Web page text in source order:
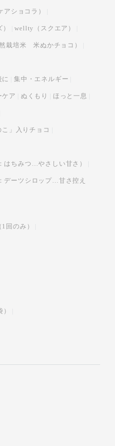
ショコラ）
wellty（スクエア）
栽培米 米ぬかチョコ）
集中・エネルギー
ケア ぬくもり ほっと一息
」入りチョコ
はちみつ…やさしい甘さ）
デーツシロップ…甘さ控え
回のみ）